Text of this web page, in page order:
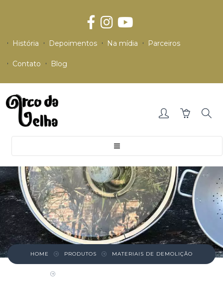
História Depoimentos Na mídia Parceiros
Contato Blog
HOME PRODUTOS MATERIAIS DE DEMOLIÇÃO